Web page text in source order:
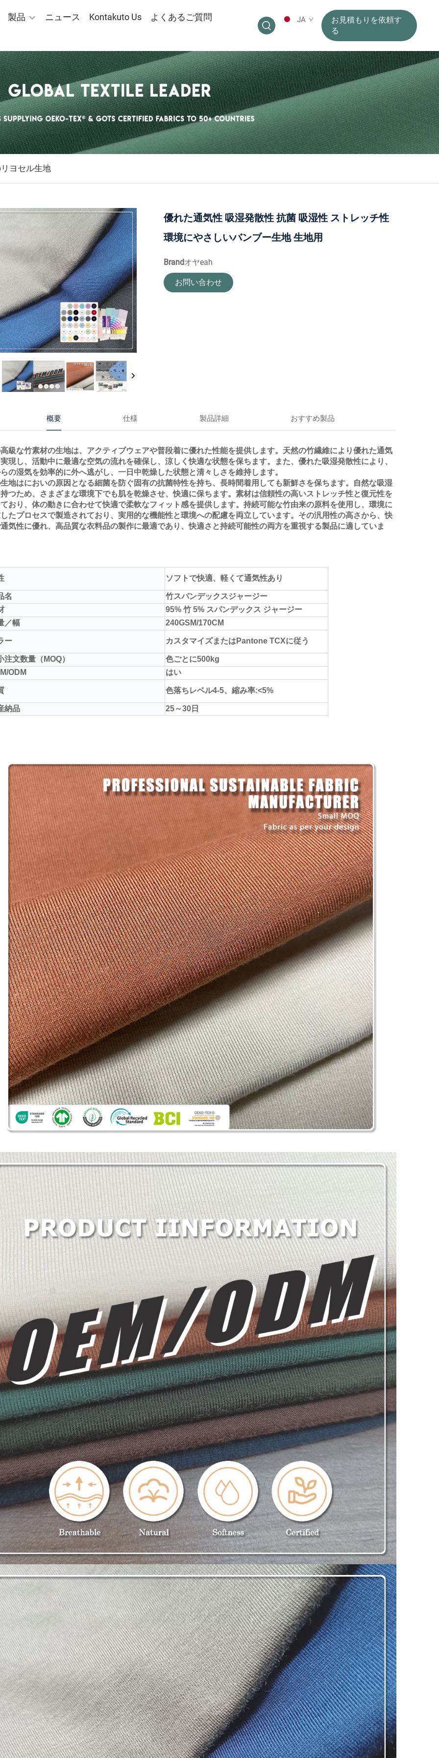
製品 ニュース Kontakuto Us
よくあるご質問
JA
お見積もりを依頼す
る
ヨセル生地
優れた通気性 吸湿発散性 抗菌 吸湿性 ストレッチ性
環境にやさしいバンブー生地 生地用
Brandオヤeah
お問い合わせ
概要 仕様 製品詳細 おすすめ製品
級な竹素材の生地は、アクティブウェアや普段着に優れた性能を提供します。天然の竹繊維により優れた通気
現し、活動中に最適な空気の流れを確保し、涼しく快適な状態を保ちます。また、優れた吸湿発散性により、
の湿気を効率的に外へ逃がし、一日中乾燥した状態と清々しさを維持します。
地はにおいの原因となる細菌を防ぐ固有の抗菌特性を持ち、長時間着用しても新鮮さを保ちます。自然な吸湿
つため、さまざまな環境下でも肌を乾燥させ、快適に保ちます。素材は信頼性の高いストレッチ性と復元性を
おり、体の動きに合わせて快適で柔軟なフィット感を提供します。持続可能な竹由来の原料を使用し、環境に
たプロセスで製造されており、実用的な機能性と環境への配慮を両立しています。その汎用性の高さから、快
気性に優れ、高品質な衣料品の製作に最適であり、快適さと持続可能性の両方を重視する製品に適していま
ソフトで快適、軽くて通気性あり
名
竹スパンデックスジャージー
95% 竹 5% スパンデックス ジャージー
／幅
240GSM/170CM
ー カスタマイズまたはPantone TCXに従う
注文数量（MOQ）
色ごとに500kg
ODM
はい
色落ちレベル4-5、縮み率:<5%
納品 25～30日